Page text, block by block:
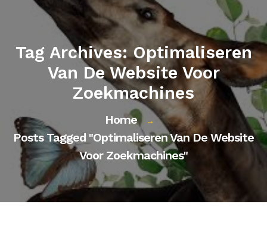
Tag Archives: Optimaliseren
Van De Website Voor
Zoekmachines
Home →
Posts Tagged "optimaliseren Van De Website
Voor Zoekmachines"